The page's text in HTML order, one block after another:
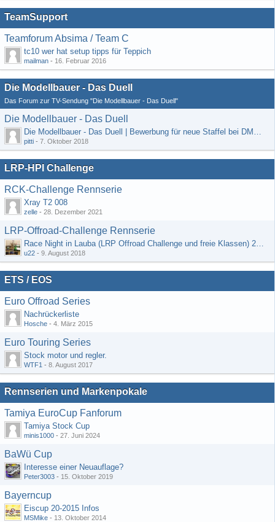
TeamSupport
Teamforum Absima / Team C
tc10 wer hat setup tipps für Teppich
mailman - 16. Februar 2016
Die Modellbauer - Das Duell
Das Forum zur TV-Sendung "Die Modellbauer - Das Duell"
Die Modellbauer - Das Duell
Die Modellbauer - Das Duell | Bewerbung für neue Staffel bei DMAX *Werbung*
pitti - 7. Oktober 2018
LRP-HPI Challenge
RCK-Challenge Rennserie
Xray T2 008
zelle - 28. Dezember 2021
LRP-Offroad-Challenge Rennserie
Race Night in Lauba (LRP Offroad Challenge und freie Klassen) 25/26.08
u22 - 9. August 2018
ETS / EOS
Euro Offroad Series
Nachrückerliste
Hosche - 4. März 2015
Euro Touring Series
Stock motor und regler.
WTF1 - 8. August 2017
Rennserien und Markenpokale
Tamiya EuroCup Fanforum
Tamiya Stock Cup
minis1000 - 27. Juni 2024
BaWü Cup
Interesse einer Neuauflage?
Peter3003 - 15. Oktober 2019
Bayerncup
Eiscup 20-2015 Infos
MSMike - 13. Oktober 2014